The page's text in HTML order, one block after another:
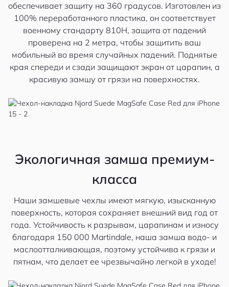
обеспечивает защиту на 360 градусов. Изготовлен из
100% переработанного пластика, он соответствует
военному стандарту 810H, защита от падений
проверена на 2 метра, чтобы защитить ваш
мобильный во время случайных падений. Поднятые
края спереди и сзади защищают экран от царапин, а
красивую замшу от грязи на поверхностях.
Экологичная замша премиум-
класса
Наши замшевые чехлы имеют мягкую, изысканную
поверхность, которая сохраняет внешний вид год от
года. Устойчивость к разрывам, царапинам и износу
благодаря 150 000 Martindale, наша замша водо- и
маслоотталкивающая, поэтому устойчива к грязи и
пятнам, что делает ее чрезвычайно легкой в уходе!